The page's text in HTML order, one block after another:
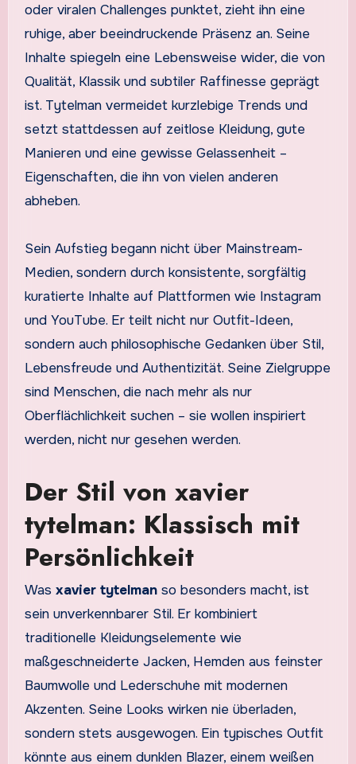
oder viralen Challenges punktet, zieht ihn eine
ruhige, aber beeindruckende Präsenz an. Seine
Inhalte spiegeln eine Lebensweise wider, die von
Qualität, Klassik und subtiler Raffinesse geprägt
ist. Tytelman vermeidet kurzlebige Trends und
setzt stattdessen auf zeitlose Kleidung, gute
Manieren und eine gewisse Gelassenheit –
Eigenschaften, die ihn von vielen anderen
abheben.
Sein Aufstieg begann nicht über Mainstream-
Medien, sondern durch konsistente, sorgfältig
kuratierte Inhalte auf Plattformen wie Instagram
und YouTube. Er teilt nicht nur Outfit-Ideen,
sondern auch philosophische Gedanken über Stil,
Lebensfreude und Authentizität. Seine Zielgruppe
sind Menschen, die nach mehr als nur
Oberflächlichkeit suchen – sie wollen inspiriert
werden, nicht nur gesehen werden.
Der Stil von xavier
tytelman: Klassisch mit
Persönlichkeit
Was xavier tytelmanso besonders macht, ist
sein unverkennbarer Stil. Er kombiniert
traditionelle Kleidungselemente wie
maßgeschneiderte Jacken, Hemden aus feinster
Baumwolle und Lederschuhe mit modernen
Akzenten. Seine Looks wirken nie überladen,
sondern stets ausgewogen. Ein typisches Outfit
könnte aus einem dunklen Blazer, einem weißen